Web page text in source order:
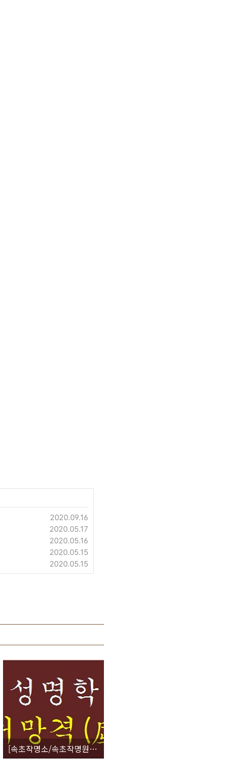
2020.09.16
2020.05.17
2020.05.16
2020.05.15
2020.05.15
[속초작명소/속초작명원] 성명학 20획수 (凶) 허망격(虛妄格)